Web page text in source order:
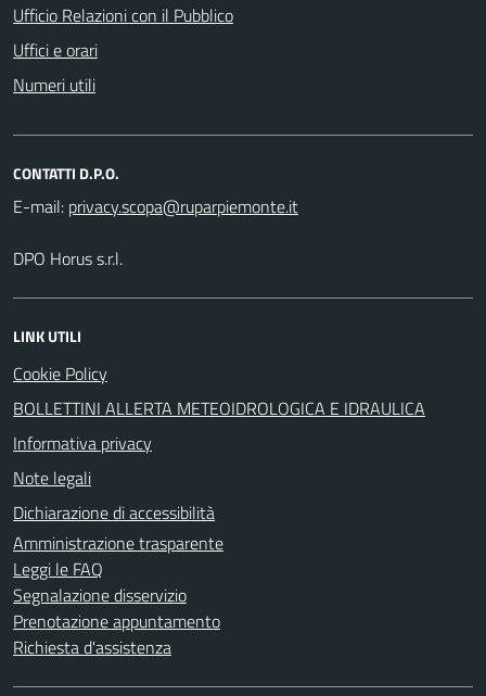
Ufficio Relazioni con il Pubblico
Uffici e orari
Numeri utili
CONTATTI D.P.O.
E-mail:
DPO Horus s.r.l.
LINK UTILI
Cookie Policy
BOLLETTINI ALLERTA METEOIDROLOGICA E IDRAULICA
Informativa privacy
Note legali
Dichiarazione di accessibilità
Amministrazione trasparente
Leggi le FAQ
Segnalazione disservizio
Prenotazione appuntamento
Richiesta d'assistenza